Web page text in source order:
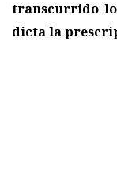
transcurrido
dicta la